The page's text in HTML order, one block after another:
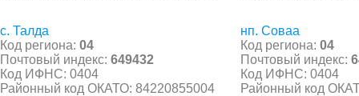
с. Талда
Код региона: 04
Почтовый индекс: 649432
Код ИФНС: 0404
Районный код ОКАТО: 84220855004
нп. Соваа
Код региона: 04
Почтовый индекс:
Код ИФНС: 0404
Районный код